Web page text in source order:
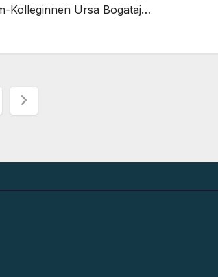
Kolleginnen Ursa Bogataj…